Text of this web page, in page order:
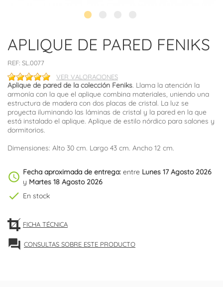
APLIQUE DE PARED FENIKS
REF: SL.0077
VER VALORACIONES
Aplique de pared de la colección Feniks. Llama la atención la
armonía con la que el aplique combina materiales, uniendo una
estructura de madera con dos placas de cristal. La luz se
proyecta iluminando las láminas de cristal y la pared en la que
está instalado el aplique. Aplique de estilo nórdico para salones y
dormitorios.
Dimensiones: Alto 30 cm. Largo 43 cm. Ancho 12 cm.
schedule Fecha aproximada de entrega: entre Lunes 17 Agosto 2026
y Martes 18 Agosto 2026
check En stock
FICHA TÉCNICA
forum CONSULTAS SOBRE ESTE PRODUCTO